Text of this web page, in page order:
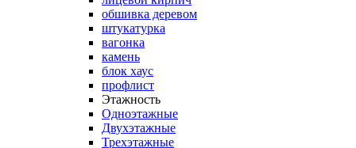
обшивка деревом
штукатурка
вагонка
камень
блок хаус
профлист
Этажность
Одноэтажные
Двухэтажные
Трехэтажные